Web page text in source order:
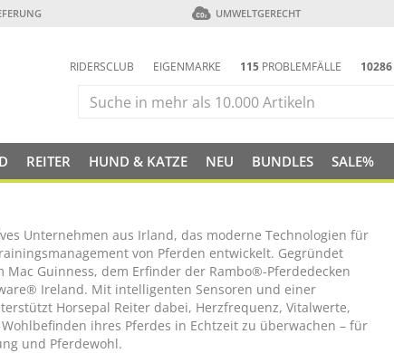
UMWELTGERECHT
RIDERSCLUB EIGENMARKE 115 PROBLEMFÄLLE 10286
REITER HUND & KATZE NEU BUNDLES SALE%
Unternehmen aus Irland, das moderne Technologien für
von Pferden entwickelt. Gegründet
Mac Guinness, dem Erfinder der Rambo®-Pferdedecken
Ireland. Mit intelligenten Sensoren und einer
Horsepal Reiter dabei, Herzfrequenz, Vitalwerte,
ihres Pferdes in Echtzeit zu überwachen – für
und Pferdewohl.